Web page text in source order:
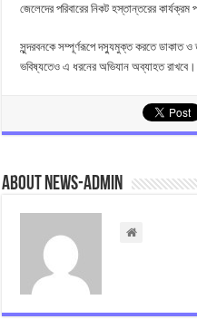
জেলেদের পরিবারের নিকট হস্তান্তরের কার্যক্রম
সুন্দরবনকে সম্পূর্ণরূপে দস্যুমুক্ত করতে ডাকাত ও
ভবিষ্যতেও এ ধরনের অভিযান অব্যাহত রাখবে।
About news-admin